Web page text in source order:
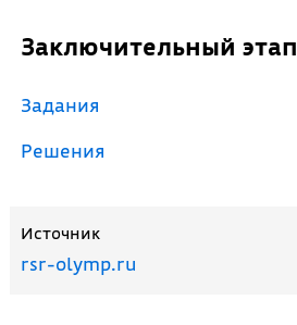
Заключительный этап
Задания
Решения
Источник
rsr-olymp.ru